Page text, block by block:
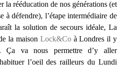
la rééducation de nos générations (et
à défendre), l’étape intermédiaire de
la solution de secours idéale, La
la maison Lock&Co à Londres il y
Ça va nous permettre d’y aller
l’oeil des railleurs du Lundi